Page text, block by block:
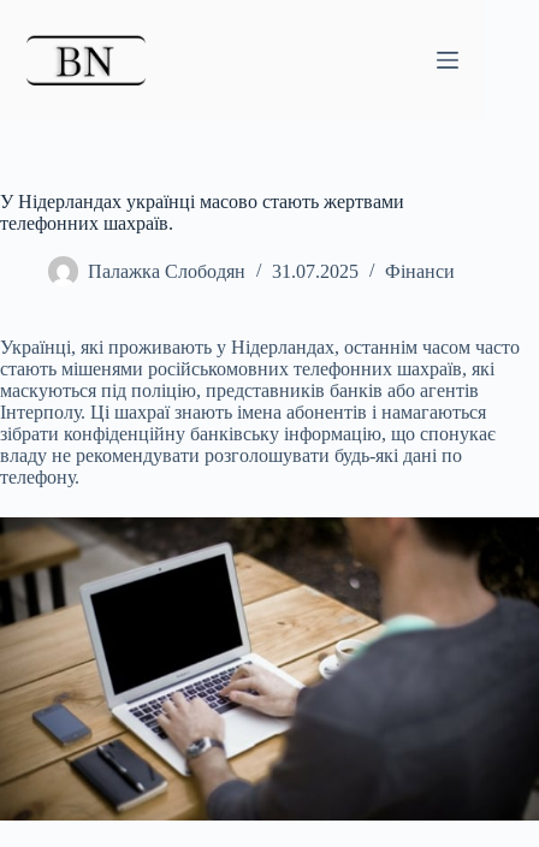
У Нідерландах українці масово стають жертвами
телефонних шахраїв.
Палажка Слободян 31.07.2025 Фінанси
Українці, які проживають у Нідерландах, останнім часом часто
стають мішенями російськомовних телефонних шахраїв, які
маскуються під поліцію, представників банків або агентів
Інтерполу. Ці шахраї знають імена абонентів і намагаються
зібрати конфіденційну банківську інформацію, що спонукає
владу не рекомендувати розголошувати будь-які дані по
телефону.